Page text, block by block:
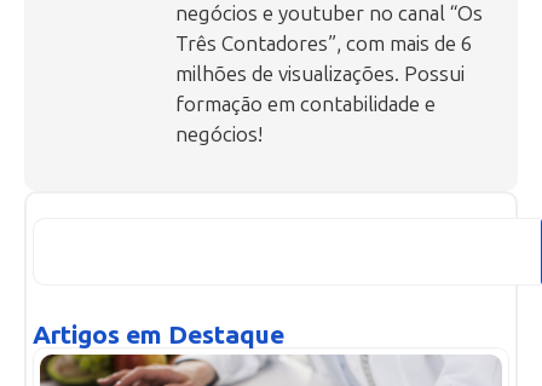
negócios e youtuber no canal “Os
Três Contadores”, com mais de 6
milhões de visualizações. Possui
formação em contabilidade e
negócios!
Artigos em Destaque